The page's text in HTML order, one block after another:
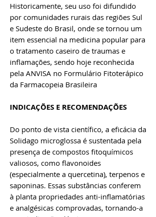
Historicamente, seu uso foi difundido
por comunidades rurais das regiões Sul
e Sudeste do Brasil, onde se tornou um
item essencial na medicina popular para
o tratamento caseiro de traumas e
inflamações, sendo hoje reconhecida
pela ANVISA no Formulário Fitoterápico
da Farmacopeia Brasileira
INDICAÇÕES E RECOMENDAÇÕES
Do ponto de vista científico, a eficácia da
Solidago microglossa é sustentada pela
presença de compostos fitoquímicos
valiosos, como flavonoides
(especialmente a quercetina), terpenos e
saponinas. Essas substâncias conferem
à planta propriedades anti-inflamatórias
e analgésicas comprovadas, tornando-a